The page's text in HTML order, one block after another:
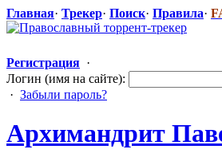
Главная· Трекер· Поиск· Правила·
Регистрация ·
Логин (имя на сайте):
· Забыли пароль?
Архимандрит